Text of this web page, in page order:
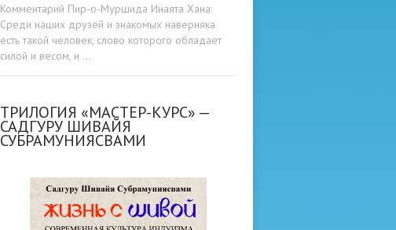
Комментарий Пир-о-Муршида Инаята Хана:
Среди наших друзей и знакомых наверняка
есть такой человек, слово которого обладает
силой и весом, и …
ТРИЛОГИЯ «МАСТЕР-КУРС» —
САДГУРУ ШИВАЙЯ
СУБРАМУНИЯСВАМИ